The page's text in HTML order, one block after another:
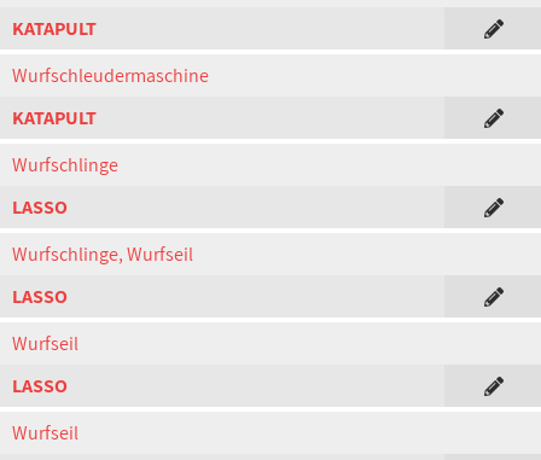
KATAPULT
Wurfschleudermaschine
KATAPULT
Wurfschlinge
LASSO
Wurfschlinge, Wurfseil
LASSO
Wurfseil
LASSO
Wurfseil